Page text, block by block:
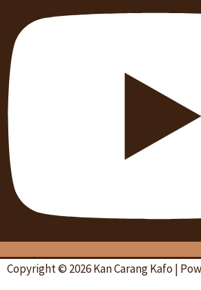
Copyright © 2026 Kan Carang Kafo |